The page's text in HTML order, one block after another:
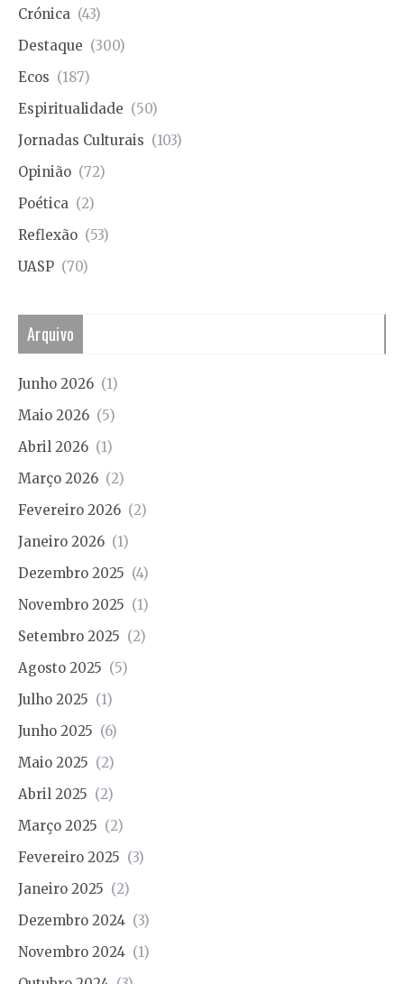
Crónica (43)
Destaque (300)
Ecos (187)
Espiritualidade (50)
Jornadas Culturais (103)
Opinião (72)
Poética (2)
Reflexão (53)
UASP (70)
Arquivo
Junho 2026 (1)
Maio 2026 (5)
Abril 2026 (1)
Março 2026 (2)
Fevereiro 2026 (2)
Janeiro 2026 (1)
Dezembro 2025 (4)
Novembro 2025 (1)
Setembro 2025 (2)
Agosto 2025 (5)
Julho 2025 (1)
Junho 2025 (6)
Maio 2025 (2)
Abril 2025 (2)
Março 2025 (2)
Fevereiro 2025 (3)
Janeiro 2025 (2)
Dezembro 2024 (3)
Novembro 2024 (1)